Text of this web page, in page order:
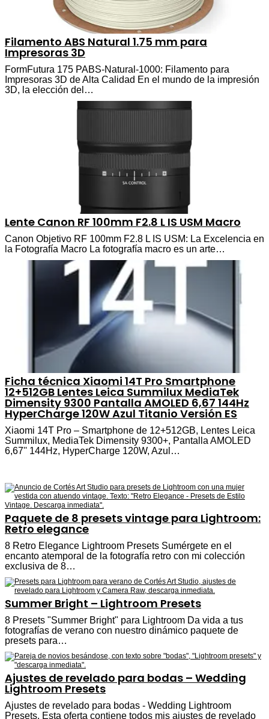
Filamento ABS Natural 1.75 mm para
Impresoras 3D
FormFutura 175 PABS-Natural-1000: Filamento para
Impresoras 3D de Alta Calidad En el mundo de la impresión
3D, la elección del…
Lente Canon RF 100mm F2.8 L IS USM Macro
Canon Objetivo RF 100mm F2.8 L IS USM: La Excelencia en
la Fotografía Macro La fotografía macro es un arte…
Ficha técnica Xiaomi 14T Pro Smartphone
12+512GB Lentes Leica Summilux MediaTek
Dimensity 9300 Pantalla AMOLED 6,67 144Hz
HyperCharge 120W Azul Titanio Versión ES
Xiaomi 14T Pro – Smartphone de 12+512GB, Lentes Leica
Summilux, MediaTek Dimensity 9300+, Pantalla AMOLED
6,67'' 144Hz, HyperCharge 120W, Azul…
Paquete de 8 presets vintage para Lightroom:
Retro elegance
8 Retro Elegance Lightroom Presets Sumérgete en el
encanto atemporal de la fotografía retro con mi colección
exclusiva de 8…
Summer Bright – Lightroom Presets
8 Presets "Summer Bright" para Lightroom Da vida a tus
fotografías de verano con nuestro dinámico paquete de
presets para…
Ajustes de revelado para bodas – Wedding
Lightroom Presets
Ajustes de revelado para bodas - Wedding Lightroom
Presets. Esta oferta contiene todos mis ajustes de revelado